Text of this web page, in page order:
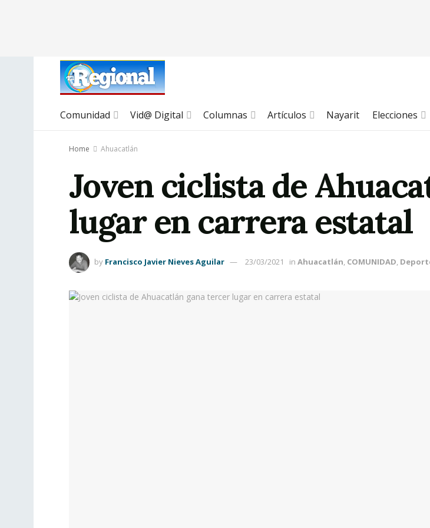
Comunidad Vid@ Digital Columnas Artículos Nayarit Elecciones
Home Ahuacatlán
Joven ciclista de
lugar en carrera estatal
by Francisco Javier Nieves Aguilar 23/03/2021 in Ahuacatlán, COMUNIDAD,